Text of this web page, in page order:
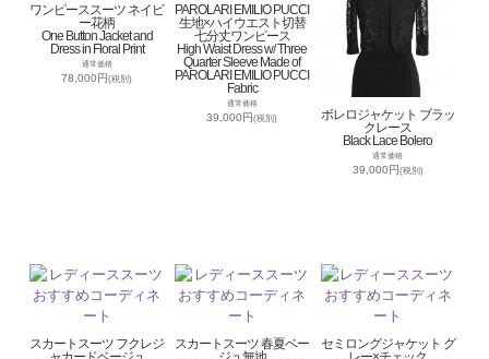
ワンピーススーツ ネイビ
ー花柄
One Button Jacket and
Dress in Floral Print
通常価格
78,000円(税別)
PAROLARI EMILIO PUCCI
生地×ハイウエスト切替
七分丈ワンピース
High Waist Dress w/ Three
Quarter Sleeve Made of
PAROLARI EMILIO PUCCI
Fabric
通常価格
39,000円(税別)
ボレロジャケット ブラッ
クレース
Black Lace Bolero
通常価格
39,000円(税別)
スカートスーツ フクレジ
スカートスーツ 春夏ベー
セミロングジャケット グ